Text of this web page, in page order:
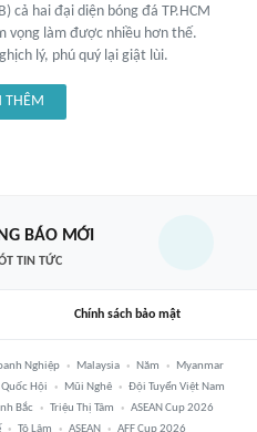
cả hai đại diện bóng đá TP.HCM
vọng làm được nhiều hơn thế.
lý, phú quý lại giật lùi.
THÊM
BÁO MỚI
TIN TỨC
Chính sách bảo mật
Nghiệp Malaysia Năm
Myanmar
Hội Mũi Nghê
Đội Tuyển Việt Nam
Bắc Triệu Thị Tâm
ASEAN Cup 2026
Tô Lâm ASEAN AFF Cup 2026